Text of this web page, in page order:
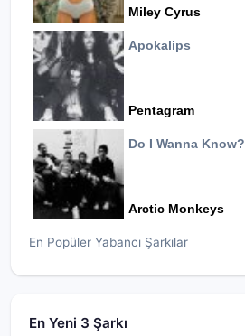
Miley Cyrus
Apokalips
Pentagram
Do I Wanna Know?
Arctic Monkeys
En Popüler Yabancı Şarkılar
En Yeni 3 Şarkı